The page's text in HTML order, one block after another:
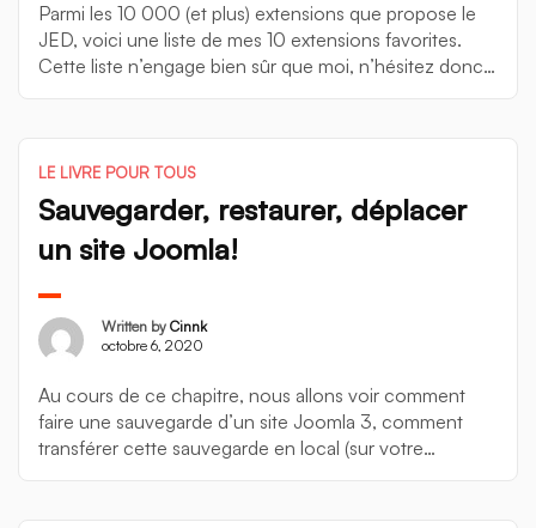
Parmi les 10 000 (et plus) extensions que propose le
JED, voici une liste de mes 10 extensions favorites.
Cette liste n’engage bien sûr que moi, n’hésitez donc
LE LIVRE POUR TOUS
Sauvegarder, restaurer, déplacer
un site Joomla!
Written by Cinnk
octobre 6, 2020
Au cours de ce chapitre, nous allons voir comment
faire une sauvegarde d’un site Joomla 3, comment
transférer cette sauvegarde en local (sur votre